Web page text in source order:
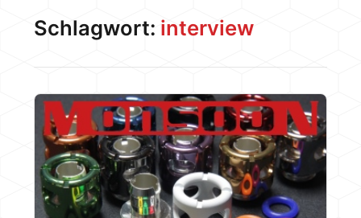
Schlagwort: interview